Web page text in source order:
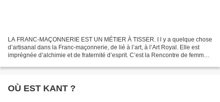
LA FRANC-MAÇONNERIE EST UN MÉTIER À TISSER. I l y a quelque chose
d’artisanal dans la Franc-maçonnerie, de lié à l’art, à l’Art Royal. Elle est
imprégnée d’alchimie et de fraternité d’esprit. C’est la Rencontre de femmes
OÙ EST KANT ?